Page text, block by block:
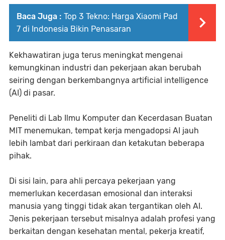
Baca Juga : Top 3 Tekno: Harga Xiaomi Pad
7 di Indonesia Bikin Penasaran
Kekhawatiran juga terus meningkat mengenai
kemungkinan industri dan pekerjaan akan berubah
seiring dengan berkembangnya artificial intelligence
(AI) di pasar.
Peneliti di Lab Ilmu Komputer dan Kecerdasan Buatan
MIT menemukan, tempat kerja mengadopsi AI jauh
lebih lambat dari perkiraan dan ketakutan beberapa
pihak.
Di sisi lain, para ahli percaya pekerjaan yang
memerlukan kecerdasan emosional dan interaksi
manusia yang tinggi tidak akan tergantikan oleh AI.
Jenis pekerjaan tersebut misalnya adalah profesi yang
berkaitan dengan kesehatan mental, pekerja kreatif,